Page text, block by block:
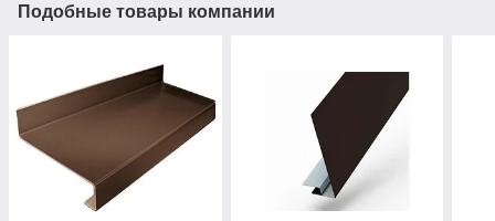
Подобные товары компании